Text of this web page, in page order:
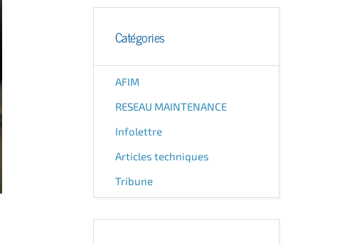
Catégories
AFIM
RESEAU MAINTENANCE
Infolettre
Articles techniques
Tribune